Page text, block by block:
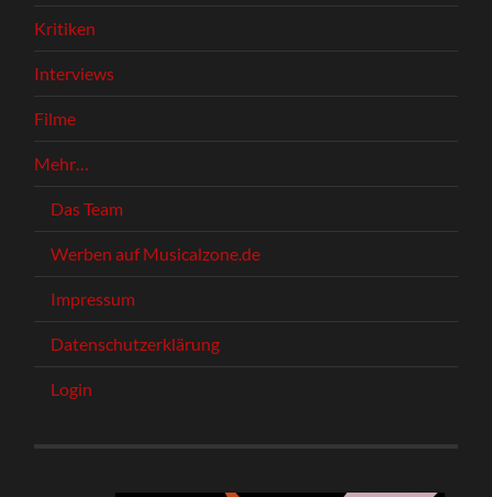
Kritiken
Interviews
Filme
Mehr…
Das Team
Werben auf Musicalzone.de
Impressum
Datenschutzerklärung
Login